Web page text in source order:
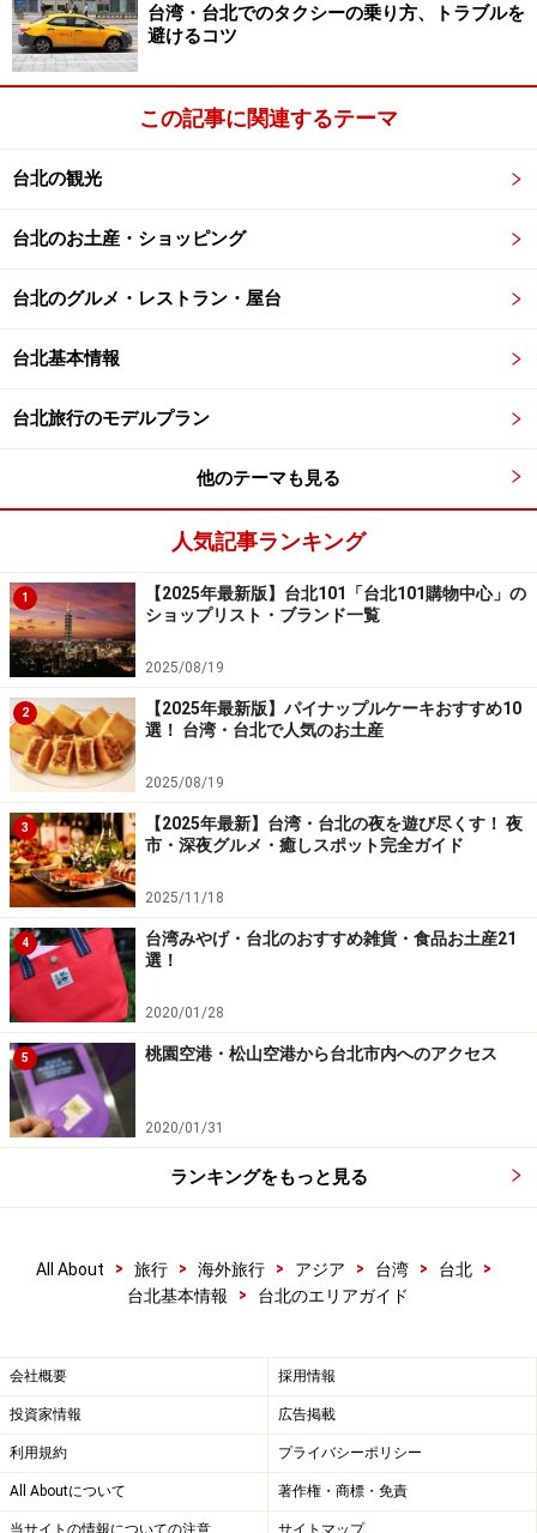
台湾・台北でのタクシーの乗り方、トラブルを
避けるコツ
この記事に関連するテーマ
台北の観光
台北のお土産・ショッピング
台北のグルメ・レストラン・屋台
台北基本情報
台北旅行のモデルプラン
他のテーマも見る
人気記事ランキング
1
【2025年最新版】台北101「台北101購物中心」の
ショップリスト・ブランド一覧
2025/08/19
2
【2025年最新版】パイナップルケーキおすすめ10
選！ 台湾・台北で人気のお土産
2025/08/19
3
【2025年最新】台湾・台北の夜を遊び尽くす！ 夜
市・深夜グルメ・癒しスポット完全ガイド
2025/11/18
4
台湾みやげ・台北のおすすめ雑貨・食品お土産21
選！
2020/01/28
5 桃園空港・松山空港から台北市内へのアクセス
2020/01/31
ランキングをもっと見る
All About > 旅行 > 海外旅行 > アジア > 台湾 > 台北
>
台北基本情報
> 台北のエリアガイド
会社概要 採用情報
投資家情報 広告掲載
利用規約 プライバシーポリシー
All Aboutについて 著作権・商標・免責